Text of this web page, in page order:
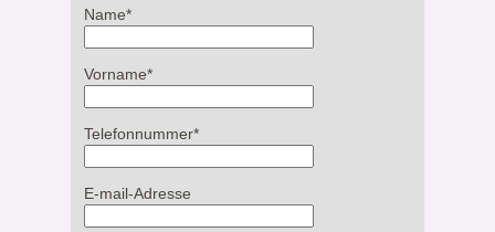
Name*
Vorname*
Telefonnummer*
E-mail-Adresse